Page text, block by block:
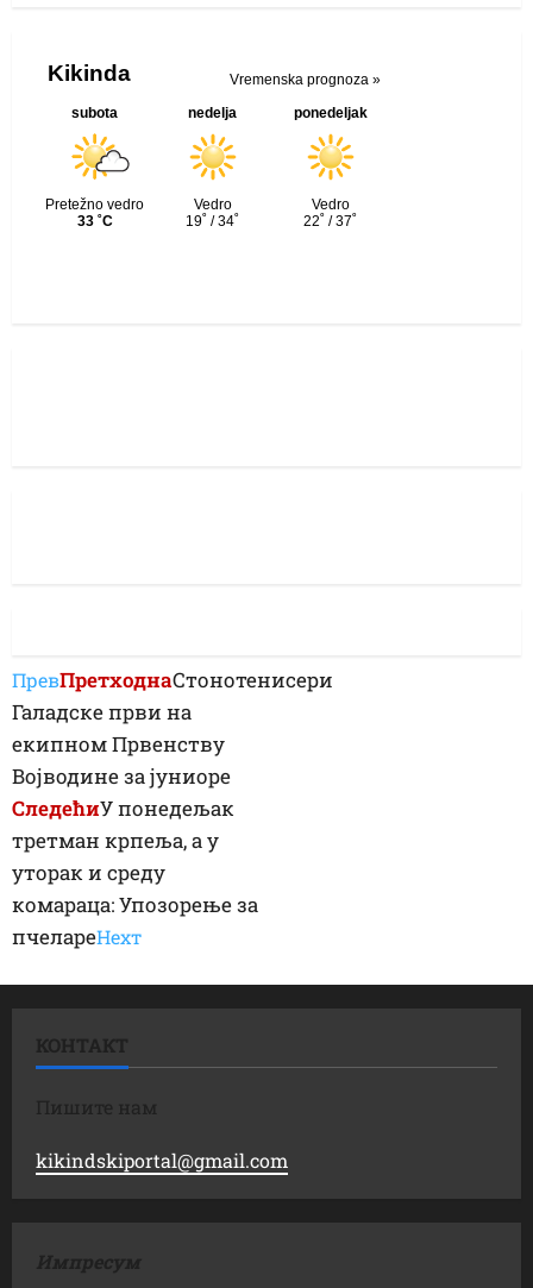
ПревПретходнаСтонотенисери
Галадске први на
екипном Првенству
Војводине за јуниоре
СледећиУ понедељак
третман крпеља, а у
уторак и среду
комараца: Упозорење за
пчелареНеxт
КОНТАКТ
Пишите нам
kikindskiportal@gmail.com
Импресум